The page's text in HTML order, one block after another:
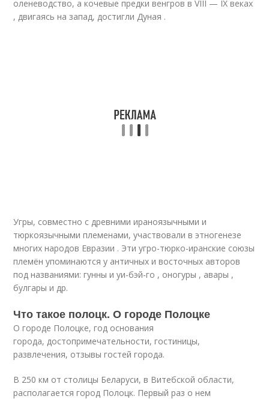
оленеводство, а кочевые предки венгров в VIII — IX веках
, двигаясь на запад, достигли Дуная .
Угры, совместно с древними ираноязычными и
тюркоязычными племенами, участвовали в этногенезе
многих народов Евразии . Эти угро-тюрко-иранские союзы
племён упоминаются у античных и восточных авторов
под названиями: гунны и уи-бэй-го , оногуры , авары ,
булгары и др.
Что такое полоцк. О городе Полоцке
О городе Полоцке, год основания
города, достопримечательности, гостиницы,
развлечения, отзывы гостей города.
В 250 км от столицы Беларуси, в Витебской области,
располагается город Полоцк. Первый раз о нем